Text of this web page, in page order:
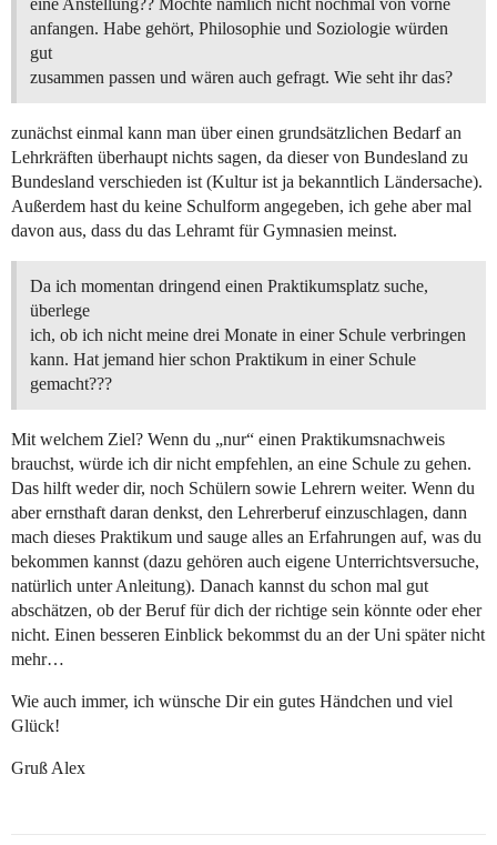
eine Anstellung?? Möchte nämlich nicht nochmal von vorne
anfangen. Habe gehört, Philosophie und Soziologie würden
gut
zusammen passen und wären auch gefragt. Wie seht ihr das?
zunächst einmal kann man über einen grundsätzlichen Bedarf an
Lehrkräften überhaupt nichts sagen, da dieser von Bundesland zu
Bundesland verschieden ist (Kultur ist ja bekanntlich Ländersache).
Außerdem hast du keine Schulform angegeben, ich gehe aber mal
davon aus, dass du das Lehramt für Gymnasien meinst.
Da ich momentan dringend einen Praktikumsplatz suche,
überlege
ich, ob ich nicht meine drei Monate in einer Schule verbringen
kann. Hat jemand hier schon Praktikum in einer Schule
gemacht???
Mit welchem Ziel? Wenn du „nur“ einen Praktikumsnachweis
brauchst, würde ich dir nicht empfehlen, an eine Schule zu gehen.
Das hilft weder dir, noch Schülern sowie Lehrern weiter. Wenn du
aber ernsthaft daran denkst, den Lehrerberuf einzuschlagen, dann
mach dieses Praktikum und sauge alles an Erfahrungen auf, was du
bekommen kannst (dazu gehören auch eigene Unterrichtsversuche,
natürlich unter Anleitung). Danach kannst du schon mal gut
abschätzen, ob der Beruf für dich der richtige sein könnte oder eher
nicht. Einen besseren Einblick bekommst du an der Uni später nicht
mehr…
Wie auch immer, ich wünsche Dir ein gutes Händchen und viel
Glück!
Gruß Alex